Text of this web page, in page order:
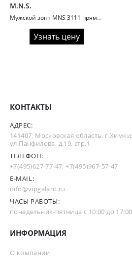
M.N.S.
Мужской зонт MNS 3111 прямая ручка
Узнать цену
КОНТАКТЫ
АДРЕС:
141407, Московская область, г.Химки,
ул.Панфилова, д.19, стр.1
ТЕЛЕФОН:
+7(495)627-77-47,+7(495)967-57-47
E-MAIL:
info@vipgalant.ru
ЧАСЫ РАБОТЫ:
понедельник-пятница с 10:00 до 17:00
ИНФОРМАЦИЯ
О компании